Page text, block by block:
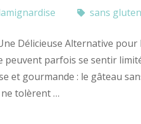
sans gluten
Délicieuse Alternative
peuvent parfois se sentir
et gourmande : le gâteau
ne tolèrent …